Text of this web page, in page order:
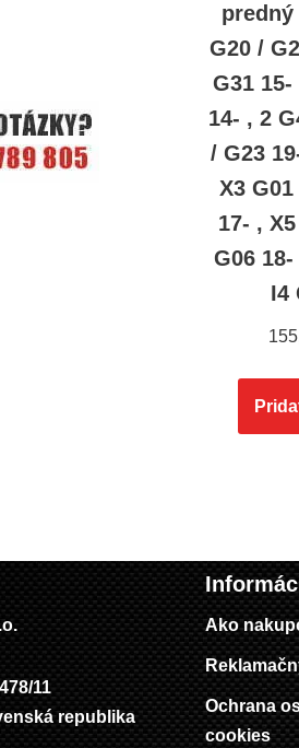
G20 /
G31 15-
14- , 2
/ G23
X3
17- ,
G06
I4
11
republika
Ako
Ochrana
cookies